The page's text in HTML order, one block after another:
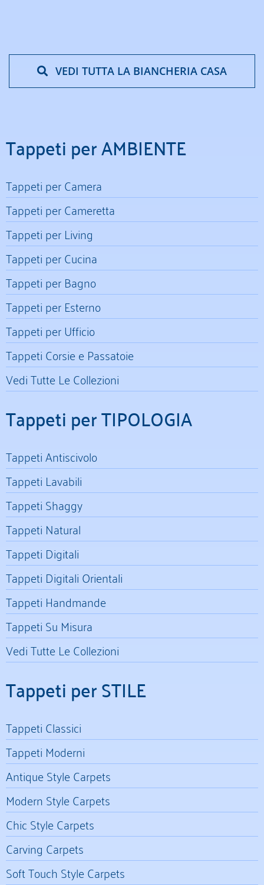
VEDI TUTTA LA BIANCHERIA CASA
Tappeti per AMBIENTE
Tappeti per Camera
Tappeti per Cameretta
Tappeti per Living
Tappeti per Cucina
Tappeti per Bagno
Tappeti per Esterno
Tappeti per Ufficio
Tappeti Corsie e Passatoie
Vedi Tutte Le Collezioni
Tappeti per TIPOLOGIA
Tappeti Antiscivolo
Tappeti Lavabili
Tappeti Shaggy
Tappeti Natural
Tappeti Digitali
Tappeti Digitali Orientali
Tappeti Handmande
Tappeti Su Misura
Vedi Tutte Le Collezioni
Tappeti per STILE
Tappeti Classici
Tappeti Moderni
Antique Style Carpets
Modern Style Carpets
Chic Style Carpets
Carving Carpets
Soft Touch Style Carpets